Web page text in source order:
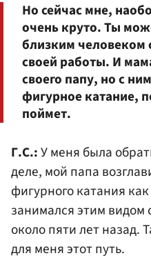
Но сейчас мне,
очень круто. Ты
близким человеком
своей работы. И
своего папу, но с
фигурное катание,
поймет.
Г.С.:У меня была
деле, мой папа
фигурного катания
занимался этим
около пяти лет назад.
для меня этот путь.